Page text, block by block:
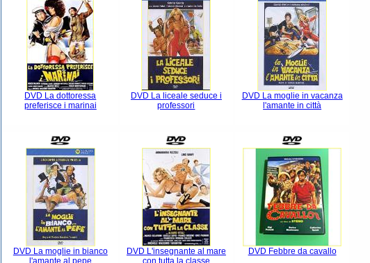
DVD La dottoressa
preferisce i marinai
DVD La liceale seduce i
professori
DVD La moglie in vacanza
l'amante in città
DVD La moglie in bianco
l'amante al pepe
DVD L'insegnante al mare
con tutta la classe
DVD Febbre da cavallo